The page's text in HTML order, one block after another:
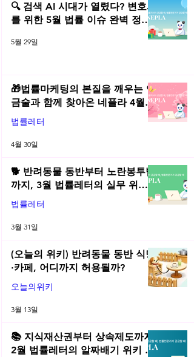
🔍 검색 AI 시대가 열렸다? 변호사
를 위한 5월 법률 이슈 완벽 정리 |
5월 29일
🎁법률마케팅의 본질을 깨우는 연
금술과 함께 찾아온 네플라 4월
법률레터
법률레터
4월 30일
🐕 반려동물 동반부터 노란봉투법
까지, 3월 법률레터의 실무 위키
총정리! | 2026년 3월 네플라 법률
레터
법률레터
3월 31일
(오늘의 위키) 반려동물 동반 식당
·카페, 어디까지 허용될까?
오늘의위키
3월 13일
📚 지식재산권부터 상속제도까지,
2월 법률레터의 알짜배기 위키 모